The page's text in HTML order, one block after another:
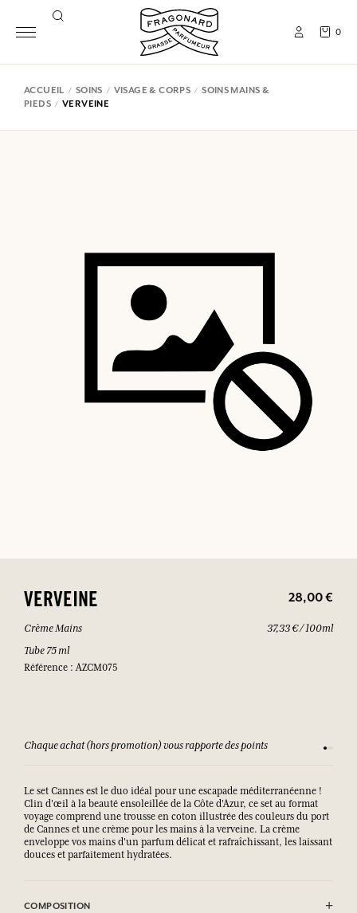
0
ACCUEIL SOINS VISAGE & CORPS
SOINS MAINS &
PIEDS
VERVEINE
VERVEINE 28,00 €
Crème Mains
Tube 75 ml
Référence : AZCM075
37,33 € / 100ml
Chaque achat (hors promotion) vous rapporte des points
Le set Cannes est le duo idéal pour une escapade méditerranéenne !
Clin d'œil à la beauté ensoleillée de la Côte d'Azur, ce set au format
voyage comprend une trousse en coton illustrée des couleurs du port
de Cannes et une crème pour les mains à la verveine. La crème
enveloppe vos mains d'un parfum délicat et rafraîchissant, les laissant
douces et parfaitement hydratées.
COMPOSITION